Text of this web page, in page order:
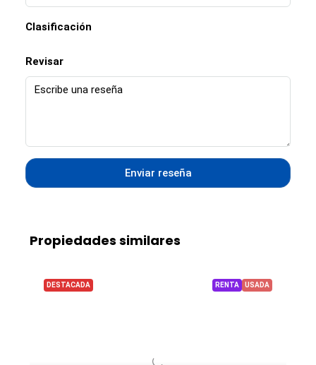
Clasificación
Revisar
Enviar reseña
Propiedades similares
DESTACADA RENTA USADA